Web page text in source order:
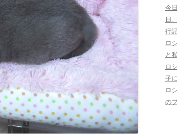
今
日
行
ロ
と
ロ
子
ロ
の